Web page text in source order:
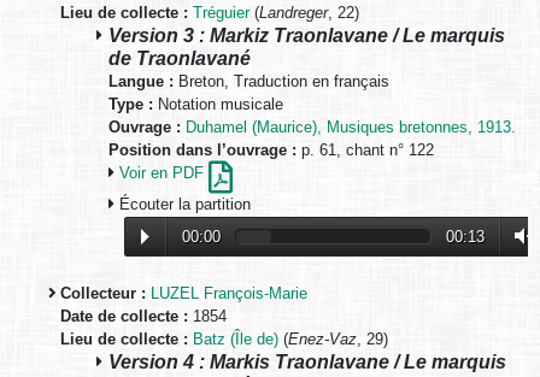
Lieu de collecte : Tréguier(Landreger, 22)
Version 3 : Markiz Traonlavane / Le marquis
de Traonlavané
Langue : Breton, Traduction en français
Type : Notation musicale
Ouvrage : Duhamel (Maurice), Musiques bretonnes, 1913.
Position dans l’ouvrage : p. 61, chant n° 122
Voir en PDF
Écouter la partition
00:00
00:13
Collecteur : LUZEL François-Marie
Date de collecte : 1854
Lieu de collecte : Batz (Île de) (Enez-Vaz , 29)
Version 4 : Markis Traonlavane / Le marquis